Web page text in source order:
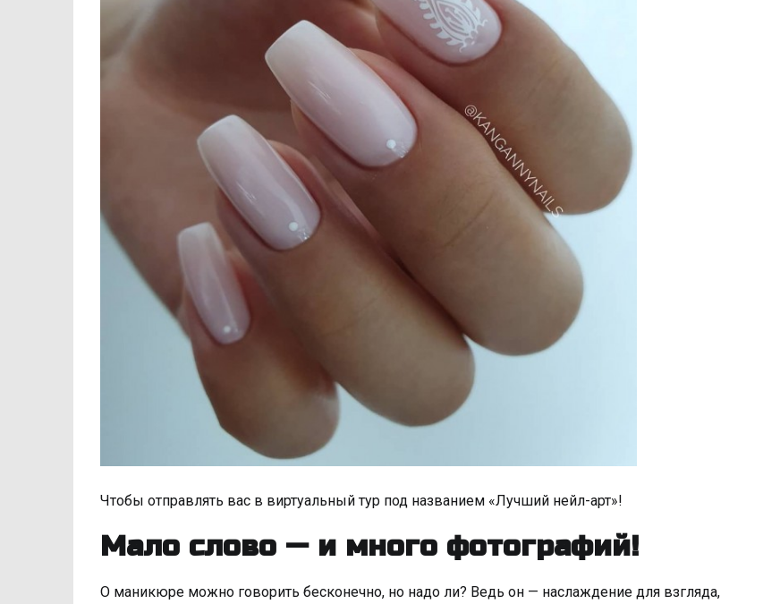
Чтобы отправлять вас в виртуальный тур под названием «Лучший нейл-арт»!
Мало слово — и много фотографий!
О маникюре можно говорить бесконечно, но надо ли? Ведь он — наслаждение для взгляда,